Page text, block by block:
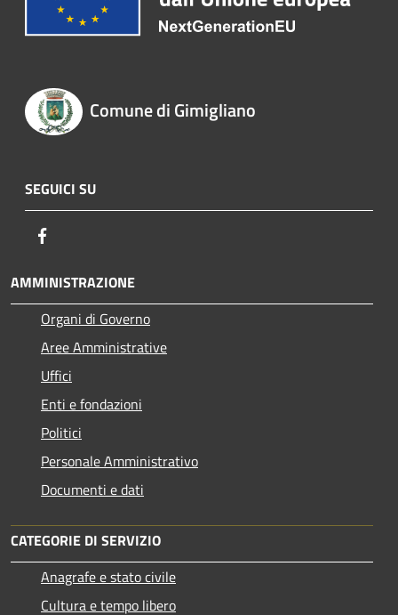
Comune di Gimigliano
SEGUICI SU
AMMINISTRAZIONE
Organi di Governo
Aree Amministrative
Uffici
Enti e fondazioni
Politici
Personale Amministrativo
Documenti e dati
CATEGORIE DI SERVIZIO
Anagrafe e stato civile
Cultura e tempo libero